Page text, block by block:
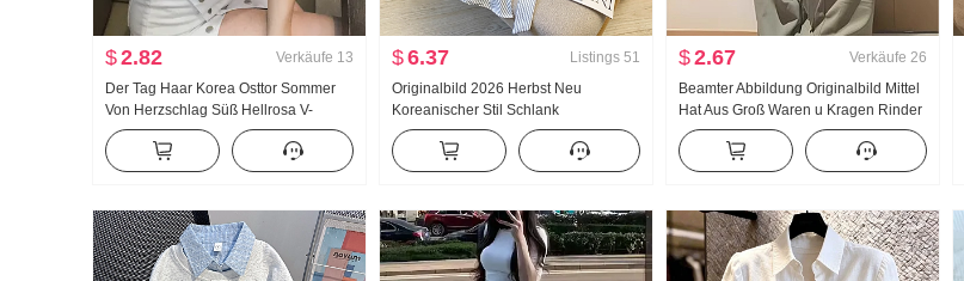
$2.82 Verkäufe 13
Der Tag Haar Korea Osttor Sommer
Von Herzschlag Süß Hellrosa V-
Ausschnitt Schlank T-Shirt to059
Mädchen
$6.37 Listings 51
Originalbild 2026 Herbst Neu
Koreanischer Stil Schlank
Ausländische Atmosphäre Design
Gefühl Nischenprodukt Gestreift
Tailliert Langarm Hemd Frauen
$2.67 Verkäufe 26
Beamter Abbildung Originalbild Mittel
Hat Aus Groß Waren u Kragen Rinder
knochen Schnalle I-Zeichen Weste
Träger Breite Beine Bodenlang Sport
Lange Hose Anzug